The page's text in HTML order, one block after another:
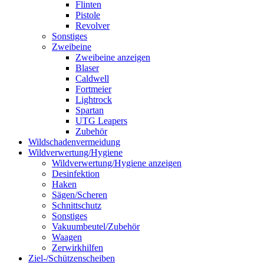
Flinten
Pistole
Revolver
Sonstiges
Zweibeine
Zweibeine anzeigen
Blaser
Caldwell
Fortmeier
Lightrock
Spartan
UTG Leapers
Zubehör
Wildschadenvermeidung
Wildverwertung/Hygiene
Wildverwertung/Hygiene anzeigen
Desinfektion
Haken
Sägen/Scheren
Schnittschutz
Sonstiges
Vakuumbeutel/Zubehör
Waagen
Zerwirkhilfen
Ziel-/Schützenscheiben